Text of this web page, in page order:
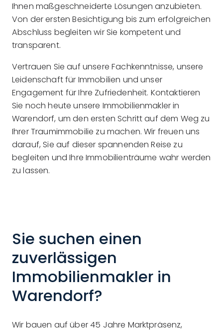
Ihnen maßgeschneiderte Lösungen anzubieten.
Von der ersten Besichtigung bis zum erfolgreichen
Abschluss begleiten wir Sie kompetent und
transparent.
Vertrauen Sie auf unsere Fachkenntnisse, unsere
Leidenschaft für Immobilien und unser
Engagement für Ihre Zufriedenheit. Kontaktieren
Sie noch heute unsere Immobilienmakler in
Warendorf, um den ersten Schritt auf dem Weg zu
Ihrer Traumimmobilie zu machen. Wir freuen uns
darauf, Sie auf dieser spannenden Reise zu
begleiten und Ihre Immobilienträume wahr werden
zu lassen.
Sie suchen einen
zuverlässigen
Immobilienmakler in
Warendorf?
Wir bauen auf über 45 Jahre Marktpräsenz,